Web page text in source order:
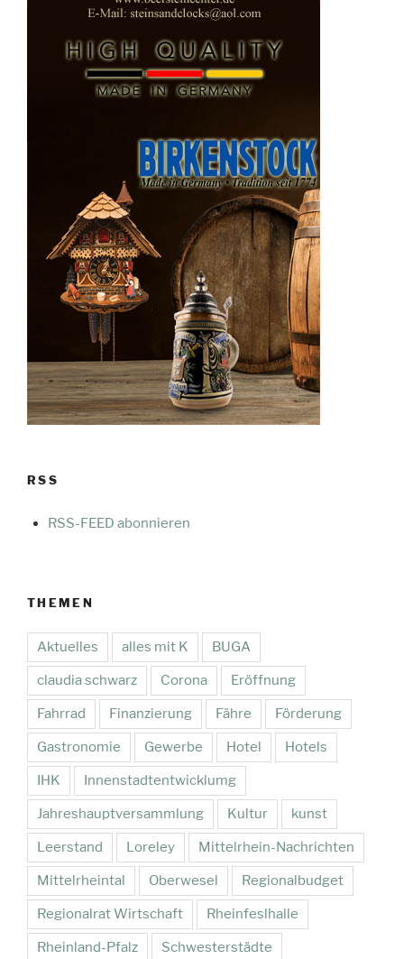
RSS
RSS-FEED abonnieren
THEMEN
Aktuelles alles mit K BUGA
claudia schwarz Corona Eröffnung
Fahrrad Finanzierung Fähre Förderung
Gastronomie Gewerbe Hotel Hotels
IHK Innenstadtentwicklumg
Jahreshauptversammlung Kultur kunst
Leerstand Loreley Mittelrhein-Nachrichten
Mittelrheintal Oberwesel Regionalbudget
Regionalrat Wirtschaft Rheinfeslhalle
Rheinland-Pfalz Schwesterstädte